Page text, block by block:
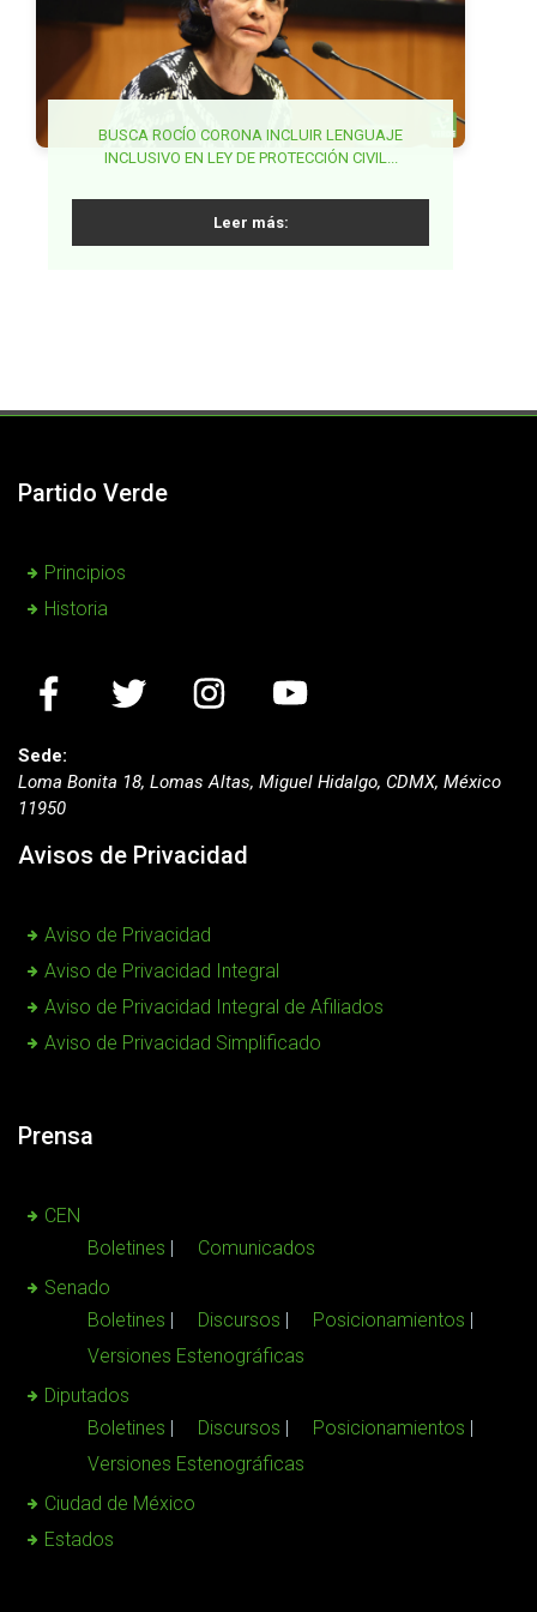
BUSCA ROCÍO CORONA INCLUIR LENGUAJE
INCLUSIVO EN LEY DE PROTECCIÓN CIVIL...
Leer más:
PARTIDO VERDE IMPULSA ARMONIZACIÓN LEGAL
EN MATERIA FERROVIARIA Y POSTAL...
Leer más:
BUSCA CORONA NAKAMURA PROHIBICIÓN DE
MATRIMONIO INFANTIL Y PERIODOS LABORALES
Leer más:
Partido Verde
Principios
Historia
Sede:
Loma Bonita 18, Lomas Altas, Miguel Hidalgo, CDMX, México
11950
Avisos de Privacidad
Aviso de Privacidad
Aviso de Privacidad Integral
Aviso de Privacidad Integral de Afiliados
Aviso de Privacidad Simplificado
Prensa
CEN
Boletines
Comunicados
Senado
Boletines
Discursos
Posicionamientos
Versiones Estenográficas
Diputados
Boletines
Discursos
Posicionamientos
Versiones Estenográficas
Ciudad de México
Estados